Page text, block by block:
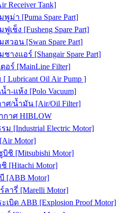
Receiver Tank]
ม่า [Puma Spare Part]
เช็ง [Fusheng Spare Part]
วอน [Swan Spare Part]
างแอร์ [Shangair Spare Part]
อร์ [MainLine Filter]
Lubricant Oil Air Pump ]
ำ-แห้ง [Polo Vacuum]
ศ/น้ำมัน [Air/Oil Filter]
กาศ HIBLOW
[Industrial Electric Motor]
Motor]
ชิ [Mitsubishi Motor]
[Hitachi Motor]
[ABB Motor]
ลารี่ [Marelli Motor]
เบิด ABB [Explosion Proof Motor]